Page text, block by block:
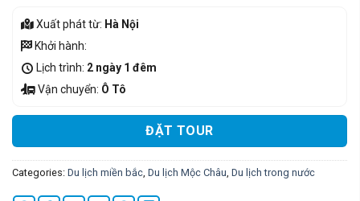
Xuất phát từ: Hà Nội
Khởi hành:
Lịch trình: 2 ngày 1 đêm
Vận chuyển: Ô Tô
ĐẶT TOUR
Categories: Du lịch miền bắc, Du lịch Mộc Châu, Du lịch trong nước